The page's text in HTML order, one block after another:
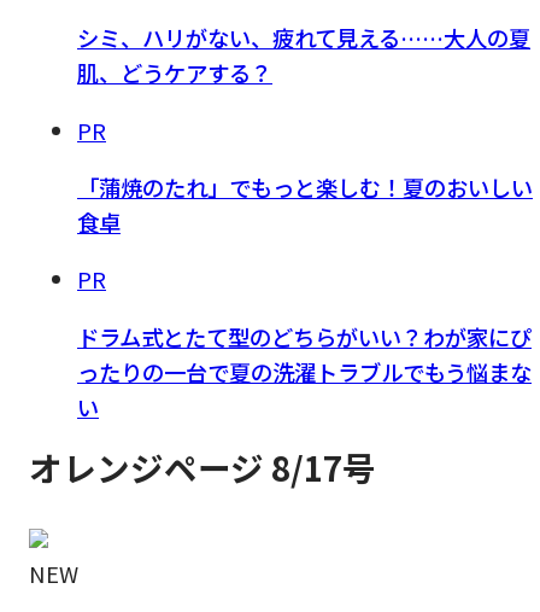
シミ、ハリがない、疲れて見える……大人の夏
肌、どうケアする？
PR
「蒲焼のたれ」でもっと楽しむ！夏のおいしい
食卓
PR
ドラム式とたて型のどちらがいい？わが家にぴ
ったりの一台で夏の洗濯トラブルでもう悩まな
い
オレンジページ 8/17号
NEW